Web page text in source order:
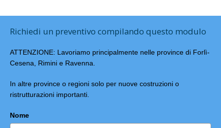
Richiedi un preventivo compilando questo modulo
ATTENZIONE: Lavoriamo principalmente nelle province di Forlì-
Cesena, Rimini e Ravenna.
In altre province o regioni solo per nuove costruzioni o
ristrutturazioni importanti.
Nome